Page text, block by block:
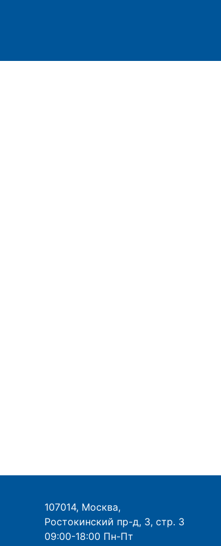
107014, Москва,
Ростокинский пр-д, 3, стр. 3
09:00-18:00 Пн-Пт